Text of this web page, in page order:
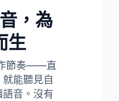
，為
生
節奏——直
能聽見自
音。沒有